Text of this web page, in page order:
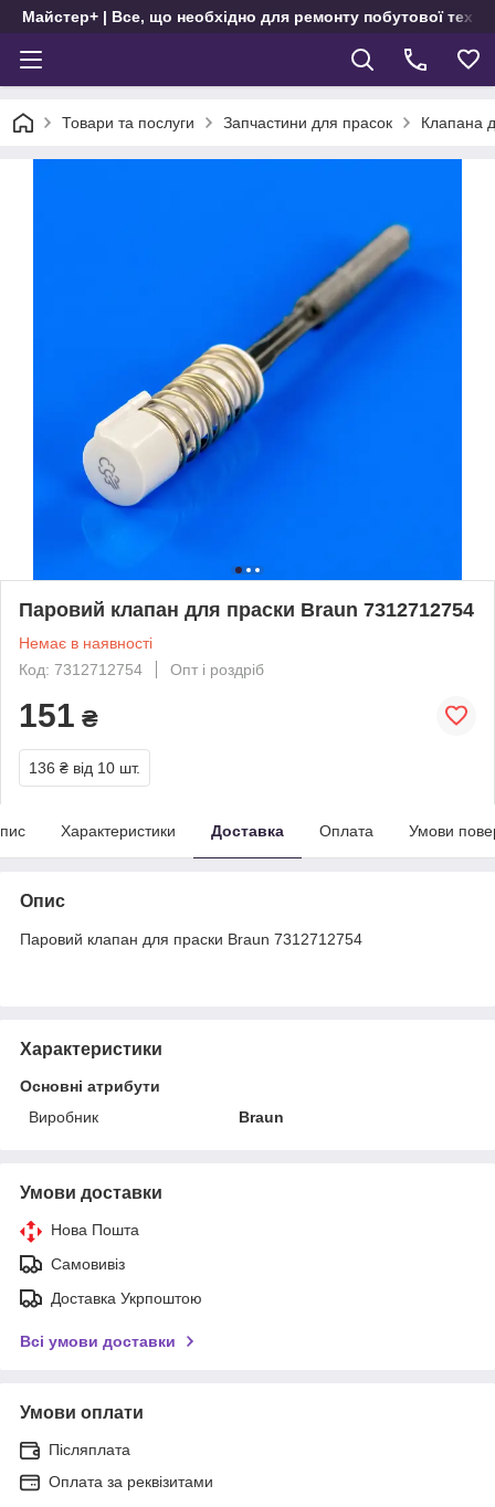
Майстер+ | Все, що необхідно для ремонту побутової
Товари та послуги Запчастини для прасок Клапана
Паровий клапан для праски Braun 7312712754
Немає в наявності
Код: 7312712754
Опт і роздріб
151 ₴
136 ₴ від 10 шт.
Характеристики Доставка Оплата Умови
Опис
Паровий клапан для праски Braun 7312712754
Характеристики
Основні атрибути
Виробник
Braun
Умови доставки
Нова Пошта
Самовивіз
Доставка Укрпоштою
Всі умови доставки
Умови оплати
Післяплата
Оплата за реквізитами